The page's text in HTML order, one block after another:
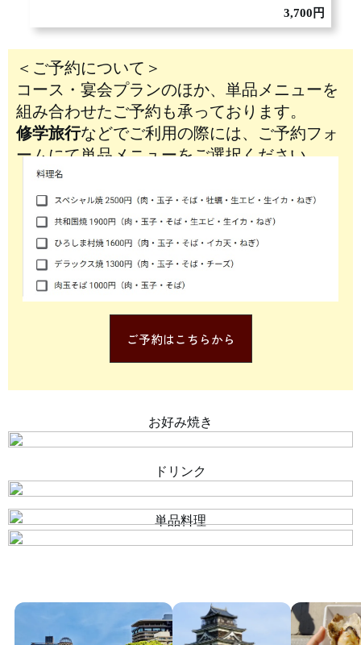
3,700円
＜ご予約について＞
コース・宴会プランのほか、単品メニューを
組み合わせたご予約も承っております。
修学旅行などでご利用の際には、ご予約フォ
ームにて単品メニューをご選択ください。
ご予約はこちらから
お好み焼き
ドリンク
単品料理